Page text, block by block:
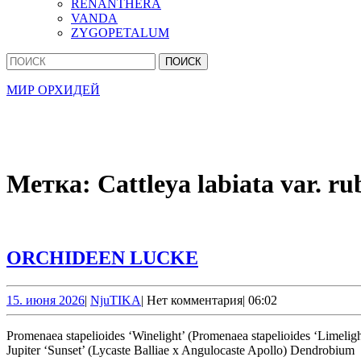
RENANTHERA
VANDA
ZYGOPETALUM
Кнопка
Закрыть
Найти:
МИР ОРХИДЕЙ
Метка: Cattleya labiata var.
ORCHIDEEN LUCKE
15. июня 202615.
июня
2026
| NjuTIKANjuTIKA
| Нет комментария| 06:02
Promenaea stapelioides ‘Winelight’ (Promenaea stapelioides ‘Limelight’ x Promenaea stapelioides) Epidendrum stamfordianum var. roseum Cattleya loddigesii var. alba Cattleya labiata var. rubra Angulocaste
Jupiter ‘Sunset’ (Lycaste Balliae x Angulocaste Apollo) Dendrobium